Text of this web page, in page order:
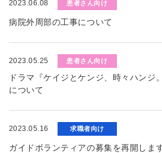
2023.06.08 患者さん向け
病院外周部の工事について
2023.05.25 患者さん向け
ドラマ『ケイジとケンジ、時々ハンジ
について
2023.05.16 求職者向け
ガイドボランティアの募集を再開しま